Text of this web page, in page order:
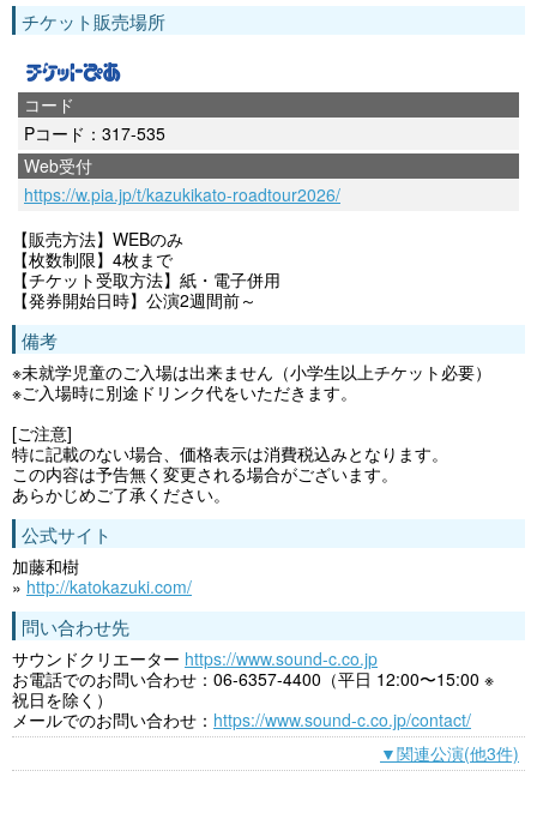
チケット販売場所
コード
Pコード：317-535
Web受付
https://w.pia.jp/t/kazukikato-roadtour2026/
【販売方法】WEBのみ
【枚数制限】4枚まで
【チケット受取方法】紙・電子併用
【発券開始日時】公演2週間前～
備考
※未就学児童のご入場は出来ません（小学生以上チケット必要）
※ご入場時に別途ドリンク代をいただきます。
[ご注意]
特に記載のない場合、価格表示は消費税込みとなります。
この内容は予告無く変更される場合がございます。
あらかじめご了承ください。
公式サイト
加藤和樹
» http://katokazuki.com/
問い合わせ先
サウンドクリエーター https://www.sound-c.co.jp
お電話でのお問い合わせ：06-6357-4400（平日 12:00〜15:00 ※
祝日を除く）
メールでのお問い合わせ： https://www.sound-c.co.jp/contact/
▼関連公演(他3件)